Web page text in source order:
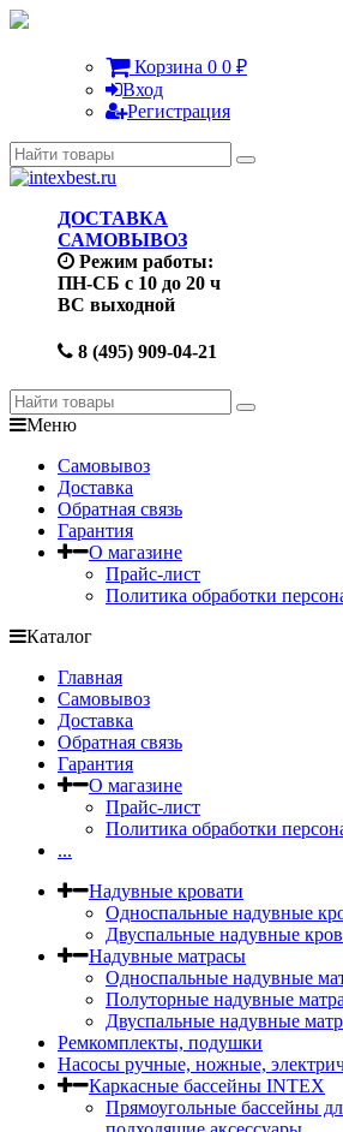
Корзина 0 0 ₽
Вход
Регистрация
ДОСТАВКА
САМОВЫВОЗ
Режим работы:
ПН-СБ с 10 до 20 ч
ВС выходной
8 (495) 909-04-21
Меню
Самовывоз
Доставка
Обратная связь
Гарантия
О магазине
Прайс-лист
Политика обработки
Каталог
Главная
Самовывоз
Доставка
Обратная связь
Гарантия
О магазине
Прайс-лист
Политика обработки
...
Надувные кровати
Односпальные надувные
Двуспальные надувные
Надувные матрасы
Односпальные надувные
Полуторные надувные
Двуспальные надувные
Ремкомплекты, подушки
Насосы ручные, ножные,
Каркасные бассейны INTEX
Прямоугольные бассейны